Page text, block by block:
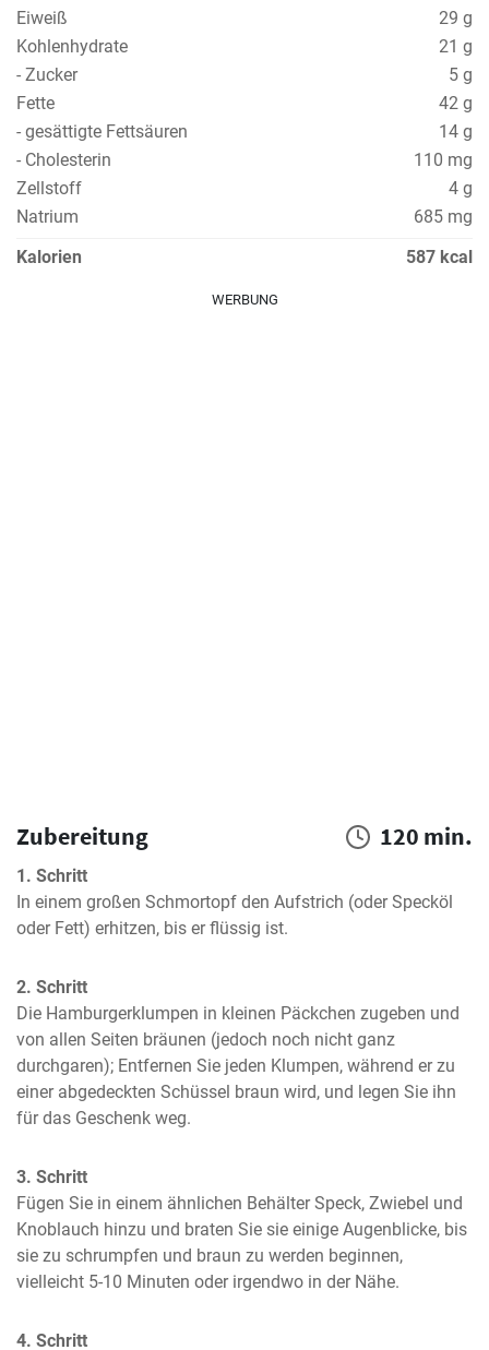
Eiweiß
29 g
Kohlenhydrate
21 g
- Zucker
5 g
Fette
42 g
- gesättigte Fettsäuren
14 g
- Cholesterin
110 mg
Zellstoff
4 g
Natrium
685 mg
Kalorien
587 kcal
WERBUNG
Zubereitung 120 min.
1. Schritt
In einem großen Schmortopf den Aufstrich (oder Specköl
oder Fett) erhitzen, bis er flüssig ist.
2. Schritt
Die Hamburgerklumpen in kleinen Päckchen zugeben und
von allen Seiten bräunen (jedoch noch nicht ganz
durchgaren); Entfernen Sie jeden Klumpen, während er zu
einer abgedeckten Schüssel braun wird, und legen Sie ihn
für das Geschenk weg.
3. Schritt
Fügen Sie in einem ähnlichen Behälter Speck, Zwiebel und
Knoblauch hinzu und braten Sie sie einige Augenblicke, bis
sie zu schrumpfen und braun zu werden beginnen,
vielleicht 5-10 Minuten oder irgendwo in der Nähe.
4. Schritt